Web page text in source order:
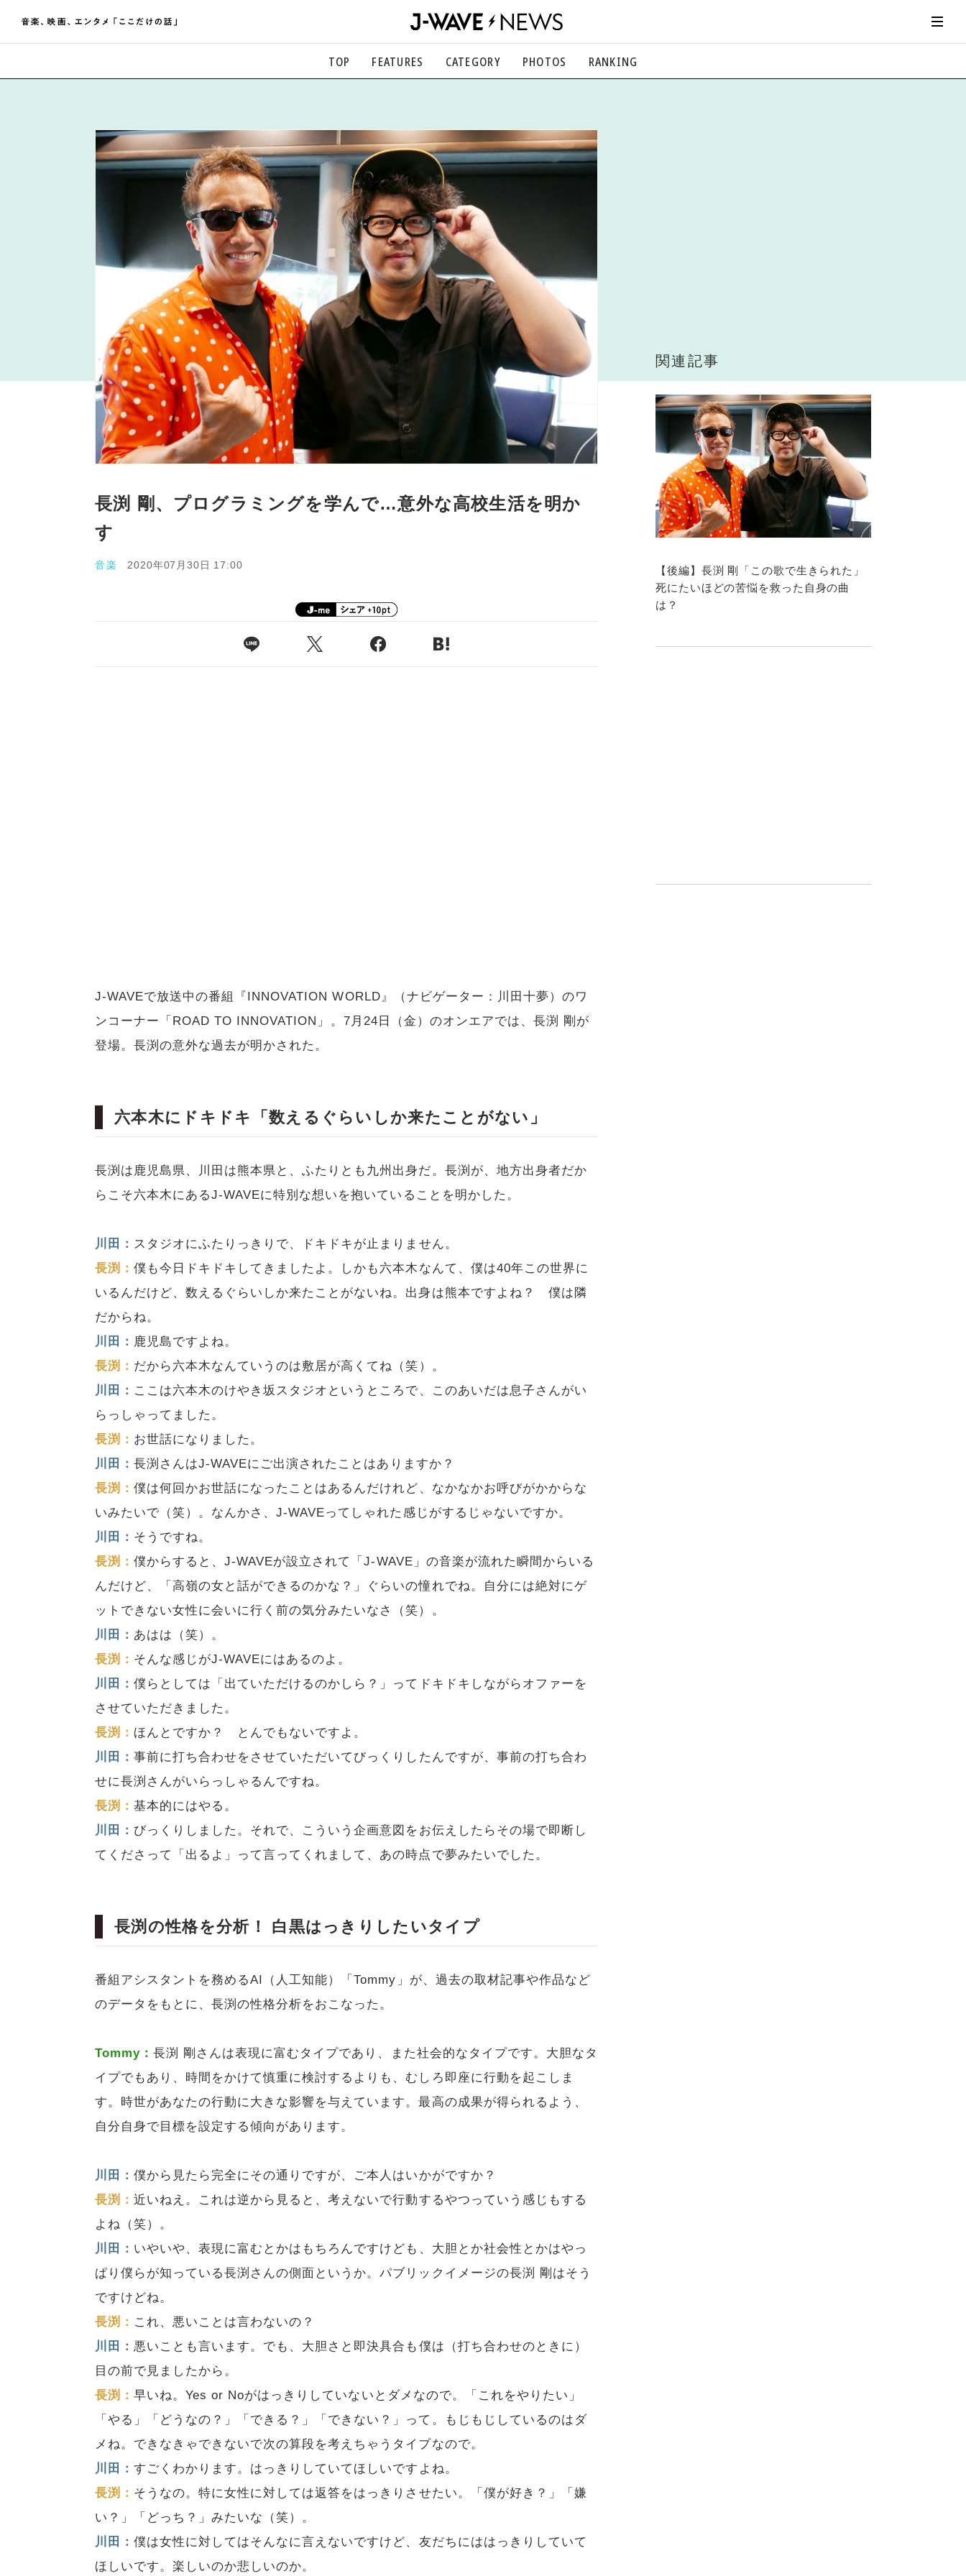
TOP FEATURES CATEGORY
映画、芸能、舞台、スポーツなど
カルチャー
アート、文芸、マンガなど
ライフスタイル
食、健康、美容…暮らし豊かに
社会
国内、海外の気になるトピック
PHOTOS RANKING
長渕 剛、プログラミングを学んで…意外な高校生活を明か
す
音楽 2020年07月30日 17:00
J-WAVEで放送中の番組『INNOVATION WORLD』（ナビゲーター：川田十夢）のワ
ンコーナー「ROAD TO INNOVATION」。7月24日（金）のオンエアでは、長渕 剛が
登場。長渕の意外な過去が明かされた。
六本木にドキドキ「数えるぐらいしか来たことがない」
長渕は鹿児島県、川田は熊本県と、ふたりとも九州出身だ。長渕が、地方出身者だか
らこそ六本木にあるJ-WAVEに特別な想いを抱いていることを明かした。
川田： スタジオにふたりっきりで、ドキドキが止まりません。
長渕：僕も今日ドキドキしてきましたよ。しかも六本木なんて、僕は40年この世界に
いるんだけど、数えるぐらいしか来たことがないね。出身は熊本ですよね？ 僕は隣
だからね。
川田： 鹿児島ですよね。
長渕： だから六本木なんていうのは敷居が高くてね（笑）。
川田： ここは六本木のけやき坂スタジオというところで、このあいだは息子さんがい
らっしゃってました。
長渕： お世話になりました。
川田：長渕さんはJ-WAVEにご出演されたことはありますか？
長渕：僕は何回かお世話になったことはあるんだけれど、なかなかお呼びがかからな
いみたいで（笑）。なんかさ、J-WAVEってしゃれた感じがするじゃないですか。
川田： そうですね。
長渕：僕からすると、J-WAVEが設立されて「J-WAVE」の音楽が流れた瞬間からいる
んだけど、「高嶺の女と話ができるのかな？」ぐらいの憧れでね。自分には絶対にゲ
ットできない女性に会いに行く前の気分みたいなさ（笑）。
川田： あはは（笑）。
長渕： そんな感じがJ-WAVEにはあるのよ。
川田：僕らとしては「出ていただけるのかしら？」ってドキドキしながらオファーを
させていただきました。
長渕： ほんとですか？ とんでもないですよ。
川田：事前に打ち合わせをさせていただいてびっくりしたんですが、事前の打ち合わ
せに長渕さんがいらっしゃるんですね。
長渕：基本的にはやる。
川田： びっくりしました。それで、こういう企画意図をお伝えしたらその場で即断し
てくださって「出るよ」って言ってくれまして、あの時点で夢みたいでした。
長渕の性格を分析！ 白黒はっきりしたいタイプ
番組アシスタントを務めるAI（人工知能）「Tommy」が、過去の取材記事や作品など
のデータをもとに、長渕の性格分析をおこなった。
Tommy：長渕 剛さんは表現に富むタイプであり、また社会的なタイプです。大胆なタ
イプでもあり、時間をかけて慎重に検討するよりも、むしろ即座に行動を起こしま
す。時世があなたの行動に大きな影響を与えています。最高の成果が得られるよう、
自分自身で目標を設定する傾向があります。
川田：僕から見たら完全にその通りですが、ご本人はいかがですか？
長渕：近いねえ。これは逆から見ると、考えないで行動するやつっていう感じもする
よね（笑）。
川田： いやいや、表現に富むとかはもちろんですけども、大胆とか社会性とかはやっ
ぱり僕らが知っている長渕さんの側面というか。パブリックイメージの長渕 剛はそう
ですけどね。
長渕： これ、悪いことは言わないの？
川田：悪いことも言います。でも、大胆さと即決具合も僕は（打ち合わせのときに）
目の前で見ましたから。
長渕：早いね。Yes or Noがはっきりしていないとダメなので。「これをやりたい」
「やる」「どうなの？」「できる？」「できない？」って。もじもじしているのはダ
メね。できなきゃできないで次の算段を考えちゃうタイプなので。
川田：すごくわかります。はっきりしていてほしいですよね。
長渕： そうなの。特に女性に対しては返答をはっきりさせたい。「僕が好き？」「嫌
い？」「どっち？」みたいな（笑）。
川田：僕は女性に対してはそんなに言えないですけど、友だちにははっきりしていて
ほしいです。楽しいのか悲しいのか。
関連記事
【後編】長渕 剛「この歌で生きられた」
死にたいほどの苦悩を救った自身の曲
は？